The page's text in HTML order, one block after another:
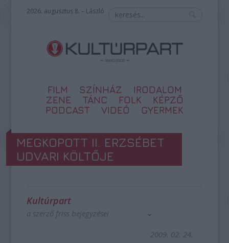
2026. augusztus 8. – László
FILM SZÍNHÁZ
IRODALOM
ZENE
TÁNC FOLK
KÉPZŐ
PODCAST
VIDEÓ GYERMEK
MEGKOPOTT II. ERZSÉBET
UDVARI KÖLTŐJE
Kultúrpart
a szerző friss bejegyzései
2009. 02. 24.